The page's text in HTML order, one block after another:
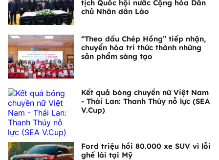
tịch Quốc hội nước Cộng hòa Dân
chủ Nhân dân Lào
“Theo dấu Chép Hồng” tiếp nhận,
chuyển hóa tri thức thành những
sản phẩm sáng tạo
Kết quả bóng chuyền nữ Việt Nam
- Thái Lan: Thanh Thúy nỗ lực (SEA
V.Cup)
Ford triệu hồi 80.000 xe SUV vì lỗi
ghế lái tại Mỹ